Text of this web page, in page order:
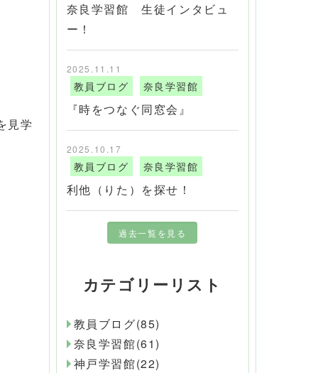
見学
奈良学習館 生徒インタビュ
ー！
2025.11.11
教員ブログ 奈良学習館
『時をつなぐ同窓会』
2025.10.17
教員ブログ 奈良学習館
利他（りた）を探せ！
過去一覧を見る
カテゴリーリスト
教員ブログ(85)
奈良学習館(61)
神戸学習館(22)